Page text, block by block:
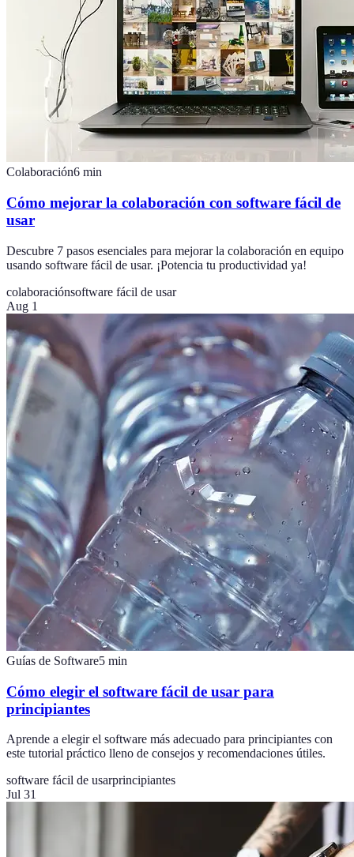
Colaboración6 min
Cómo mejorar la colaboración con software fácil de
usar
Descubre 7 pasos esenciales para mejorar la colaboración en equipo
usando software fácil de usar. ¡Potencia tu productividad ya!
colaboraciónsoftware fácil de usar
Aug 1
Guías de Software5 min
Cómo elegir el software fácil de usar para
principiantes
Aprende a elegir el software más adecuado para principiantes con
este tutorial práctico lleno de consejos y recomendaciones útiles.
software fácil de usarprincipiantes
Jul 31